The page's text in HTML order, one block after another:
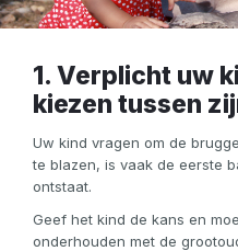
1. Verplicht uw kind niet om te
kiezen tussen
Uw kind vragen om de
te blazen, is vaak de eerste
ontstaat.
Geef het kind de kans en
onderhouden met de